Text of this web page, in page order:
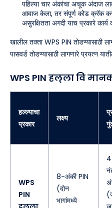
पहिल्या चार अंकांचा अचूक अंदाज
आवाज केला, तर संपूर्ण कोड क्रॅक
असुरक्षितता अगदी याच प्रकारे कार्य
खालील तक्ता WPS PIN तोडण्यासाठी
पासवर्ड तोडण्यासाठी लागणारे प्रयत्न
WPS PIN हल्ला वि
हल्ल्याचा
प्रकार
लक्ष्य
WPS
PIN
8-अंकी PIN
(दोन
भागांमध्ये